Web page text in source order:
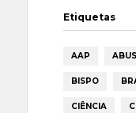
Etiquetas
AAP
BISPO
CIÊNCIA